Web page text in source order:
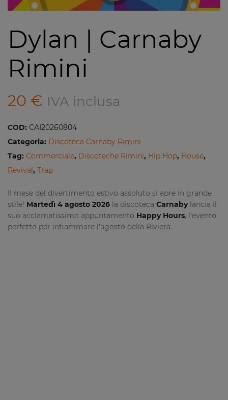
Dylan | Carnaby
Rimini
20 € IVA inclusa
COD: CAI20260804
Categoria: Discoteca Carnaby Rimini
Tag: Commerciale, Discoteche Rimini, Hip Hop, House,
Revival, Trap
Il mese del divertimento estivo assoluto si apre in grande
stile! Martedì 4 agosto 2026 la discoteca Carnabylancia il
suo acclamatissimo appuntamento Happy Hours, l’evento
perfetto per infiammare l’agosto della Riviera.